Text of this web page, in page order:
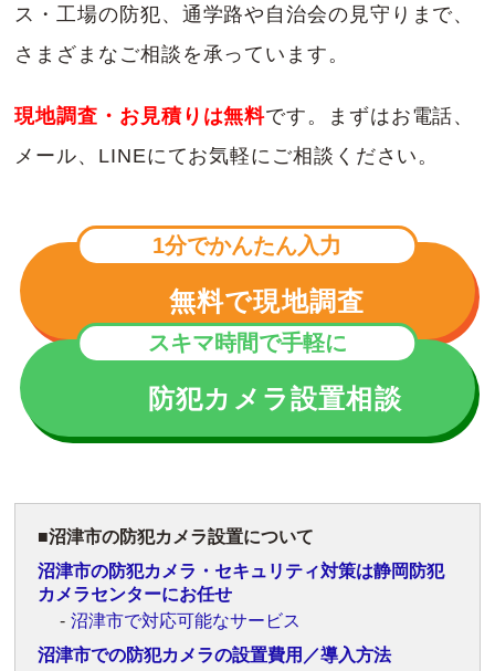
ス・工場の防犯、通学路や自治会の見守りまで、
さまざまなご相談を承っています。
現地調査・お見積りは無料です。まずはお電話、
メール、LINEにてお気軽にご相談ください。
1分でかんたん入力
無料で現地調査
スキマ時間で手軽に
防犯カメラ設置相談
沼津市の防犯カメラ設置について
沼津市の防犯カメラ・セキュリティ対策は静岡防犯
カメラセンターにお任せ
沼津市で対応可能なサービス
沼津市での防犯カメラの設置費用／導入方法